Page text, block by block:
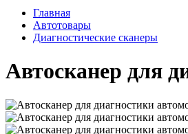
Главная
Автотовары
Диагностические сканеры
Автосканер для